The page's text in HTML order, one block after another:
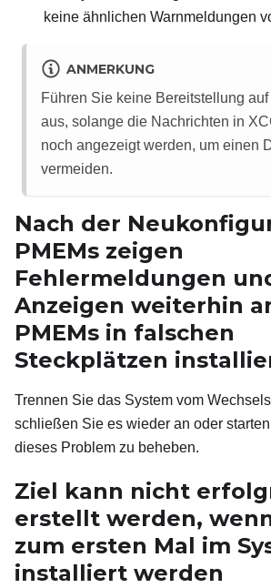
keine ähnlichen Warnmeldungen
ANMERKUNG
Führen Sie keine Bereitstellung auf
aus, solange die Nachrichten in
noch angezeigt werden, um einen
vermeiden.
Nach der
PMEMs zeigen
Fehlermeldungen
Anzeigen weiterhin
PMEMs in falschen
Steckplätzen
Trennen Sie das System vom
schließen Sie es wieder an oder
dieses Problem zu beheben.
Ziel kann nicht
erstellt werden,
zum ersten Mal im
installiert werden